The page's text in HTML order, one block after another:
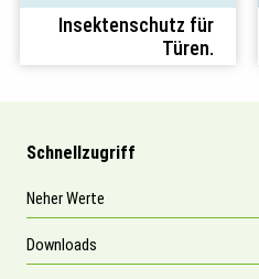
Insektenschutz für
Türen.
Schnellzugriff
Neher Werte
Downloads